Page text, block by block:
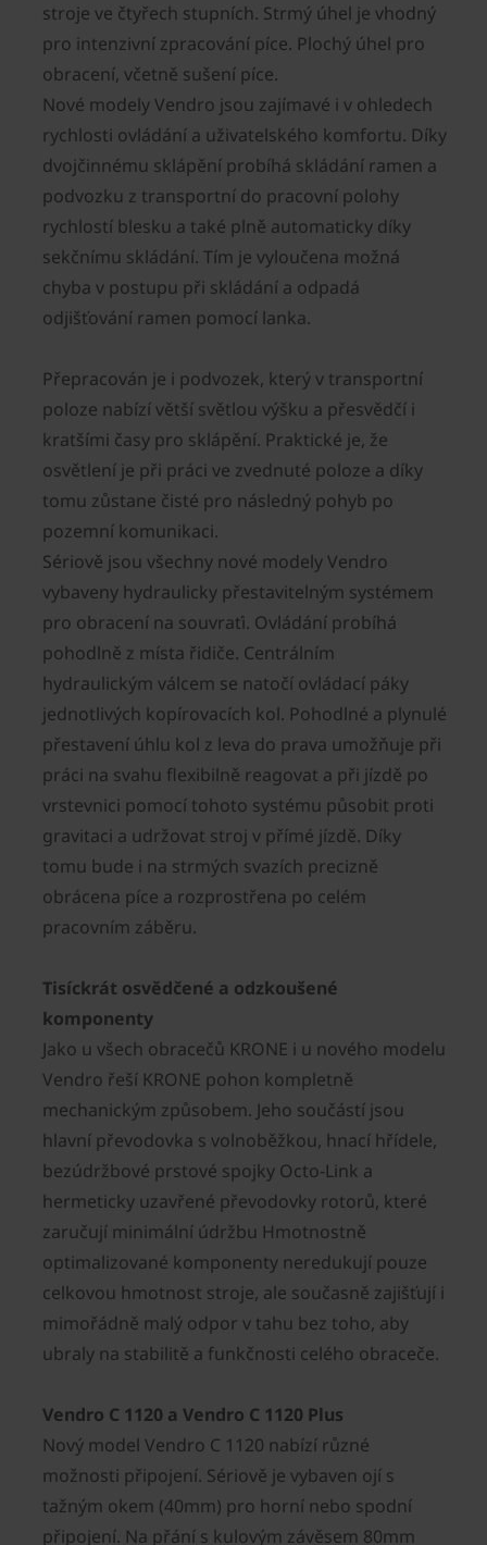
stroje ve čtyřech stupních. Strmý úhel je vhodný
pro intenzivní zpracování píce. Plochý úhel pro
obracení, včetně sušení píce.
Nové modely Vendro jsou zajímavé i v ohledech
rychlosti ovládání a uživatelského komfortu. Díky
dvojčinnému sklápění probíhá skládání ramen a
podvozku z transportní do pracovní polohy
rychlostí blesku a také plně automaticky díky
sekčnímu skládání. Tím je vyloučena možná
chyba v postupu při skládání a odpadá
odjišťování ramen pomocí lanka.
Přepracován je i podvozek, který v transportní
poloze nabízí větší světlou výšku a přesvědčí i
kratšími časy pro sklápění. Praktické je, že
osvětlení je při práci ve zvednuté poloze a díky
tomu zůstane čisté pro následný pohyb po
pozemní komunikaci.
Sériově jsou všechny nové modely Vendro
vybaveny hydraulicky přestavitelným systémem
pro obracení na souvraťi. Ovládání probíhá
pohodlně z místa řidiče. Centrálním
hydraulickým válcem se natočí ovládací páky
jednotlivých kopírovacích kol. Pohodlné a plynulé
přestavení úhlu kol z leva do prava umožňuje při
práci na svahu flexibilně reagovat a při jízdě po
vrstevnici pomocí tohoto systému působit proti
gravitaci a udržovat stroj v přímé jízdě. Díky
tomu bude i na strmých svazích precizně
obrácena píce a rozprostřena po celém
pracovním záběru.
Tisíckrát osvědčené a odzkoušené
komponenty
Jako u všech obracečů KRONE i u nového modelu
Vendro řeší KRONE pohon kompletně
mechanickým způsobem. Jeho součástí jsou
hlavní převodovka s volnoběžkou, hnací hřídele,
bezúdržbové prstové spojky Octo-Link a
hermeticky uzavřené převodovky rotorů, které
zaručují minimální údržbu Hmotnostně
optimalizované komponenty neredukují pouze
celkovou hmotnost stroje, ale současně zajišťují i
mimořádně malý odpor v tahu bez toho, aby
ubraly na stabilitě a funkčnosti celého obraceče.
Vendro C 1120 a Vendro C 1120 Plus
Nový model Vendro C 1120 nabízí různé
možnosti připojení. Sériově je vybaven ojí s
tažným okem (40mm) pro horní nebo spodní
připojení. Na přání s kulovým závěsem 80mm